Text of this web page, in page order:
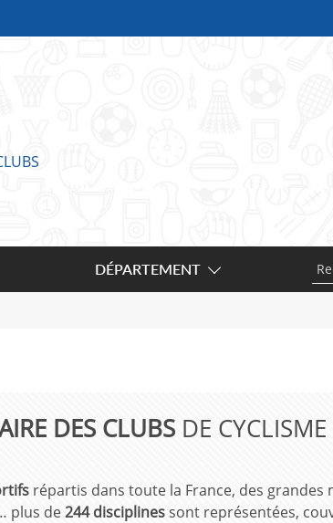
DES CLUBSDE CYCLISME
répartis dans toute la France, des
plus de244 disciplinessont représentées,
DÉPARTEMENT